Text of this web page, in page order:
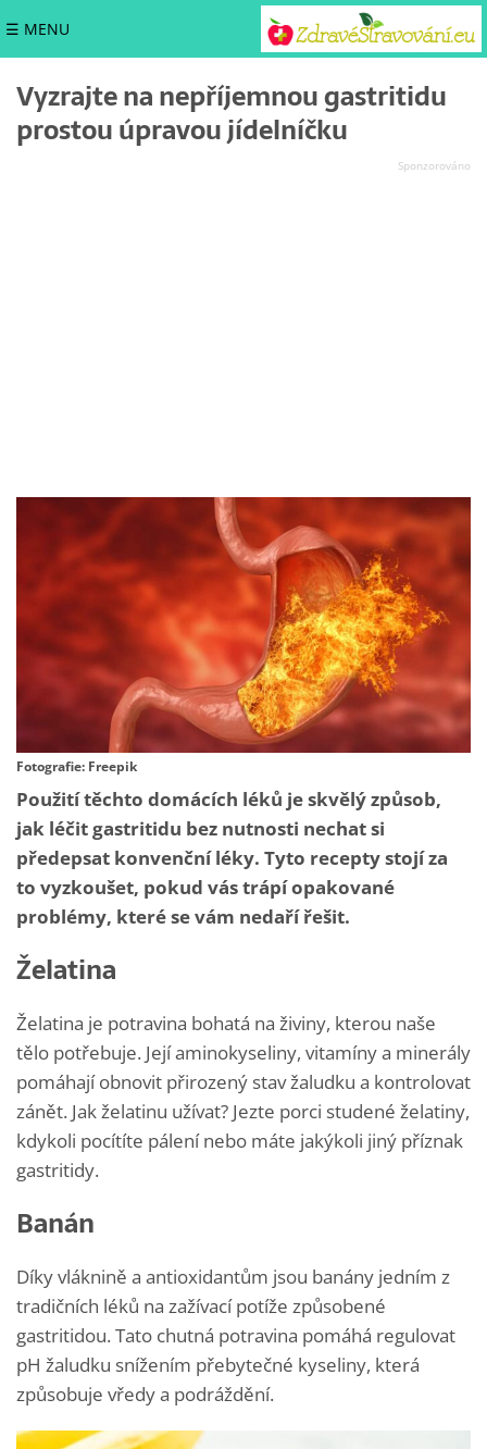
☰ MENU
Vyzrajte na nepříjemnou gastritidu
prostou úpravou jídelníčku
Fotografie: Freepik
Použití těchto domácích léků je skvělý způsob,
jak léčit gastritidu bez nutnosti nechat si
předepsat konvenční léky. Tyto recepty stojí za
to vyzkoušet, pokud vás trápí opakované
problémy, které se vám nedaří řešit.
Želatina
Želatina je potravina bohatá na živiny, kterou naše
tělo potřebuje. Její aminokyseliny, vitamíny a minerály
pomáhají obnovit přirozený stav žaludku a kontrolovat
zánět. Jak želatinu užívat? Jezte porci studené želatiny,
kdykoli pocítíte pálení nebo máte jakýkoli jiný příznak
gastritidy.
Banán
Díky vláknině a antioxidantům jsou banány jedním z
tradičních léků na zažívací potíže způsobené
gastritidou. Tato chutná potravina pomáhá regulovat
pH žaludku snížením přebytečné kyseliny, která
způsobuje vředy a podráždění.